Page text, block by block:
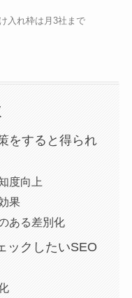
入れ枠は月3社まで
をすると得られ
度向上
果
ある差別化
ックしたいSEO